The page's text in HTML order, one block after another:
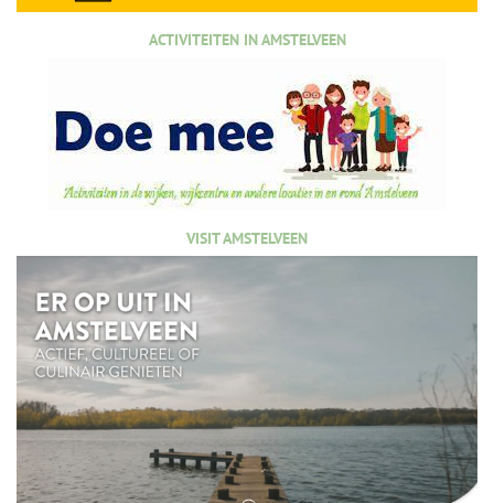
ACTIVITEITEN IN AMSTELVEEN
VISIT AMSTELVEEN